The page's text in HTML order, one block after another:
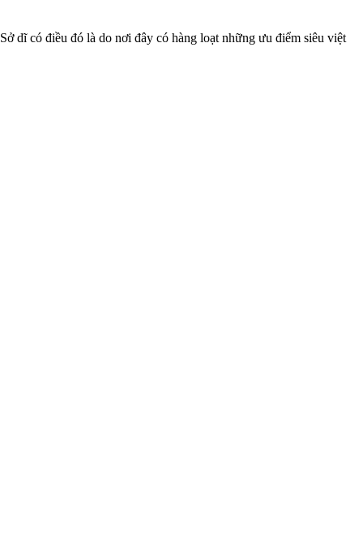
dĩ có điều đó là do nơi đây có hàng loạt những ưu điểm siêu việt